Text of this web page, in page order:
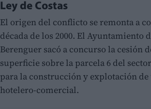
Ley de Costas
El origen del conflicto se remonta a
década de los 2000. El Ayuntamiento
Berenguer sacó a concurso la cesión
superficie sobre la parcela 6 del
para la construcción y explotación
hotelero-comercial.